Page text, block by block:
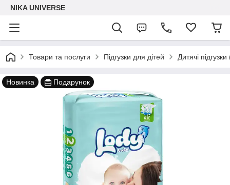
NIKA UNIVERSE
Товари та послуги Підгузки для дітей Дитячі
Новинка Подарунок